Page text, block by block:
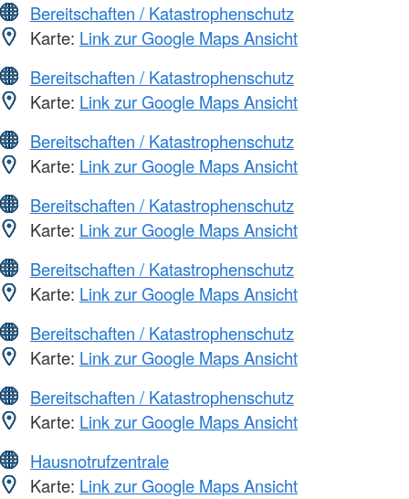
Bereitschaften / Katastrophenschutz
Karte: Link zur Google Maps Ansicht
Bereitschaften / Katastrophenschutz
Karte: Link zur Google Maps Ansicht
Bereitschaften / Katastrophenschutz
Karte: Link zur Google Maps Ansicht
Bereitschaften / Katastrophenschutz
Karte: Link zur Google Maps Ansicht
Bereitschaften / Katastrophenschutz
Karte: Link zur Google Maps Ansicht
Bereitschaften / Katastrophenschutz
Karte: Link zur Google Maps Ansicht
Bereitschaften / Katastrophenschutz
Karte: Link zur Google Maps Ansicht
Hausnotrufzentrale
Karte: Link zur Google Maps Ansicht